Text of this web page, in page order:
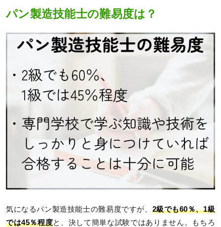
パン製造技能士の難易度は？
気になるパン製造技能士の難易度ですが、 2級でも60％、1級
では45％程度と、決して簡単な試験ではありません。もちろ